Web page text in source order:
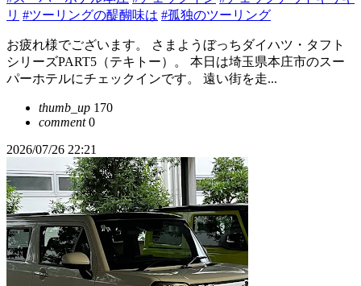
リ #ツーリングの醍醐味は #孤独のツーリング
お疲れ様でございます。 さまようぼっちダイハツ・タフト
シリーズPART5（テキトー）。 本日は埼玉県本庄市のスー
パーホテルにチェックインです。 遠い街を走...
thumb_up 170
comment0
2026/07/26 22:21